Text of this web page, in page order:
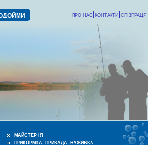
СПІВПРАЦЯ
КОНТАКТИ
ПРО НАС
МАЙСТЕРНЯ
ПРИКОРМКА, ПРИВАДА, НАЖИВКА